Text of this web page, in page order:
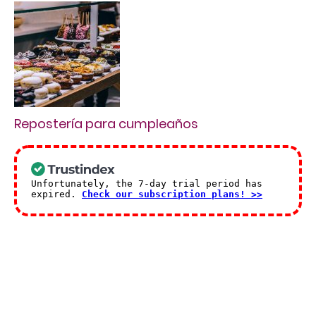
Repostería para cumpleaños